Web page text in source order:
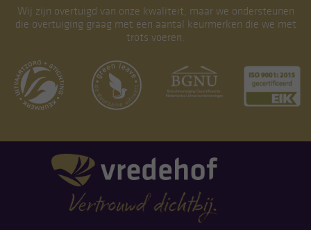
Wij zijn overtuigd van onze kwaliteit, maar we ondersteunen
die overtuiging graag met een aantal keurmerken die we met
trots voeren.